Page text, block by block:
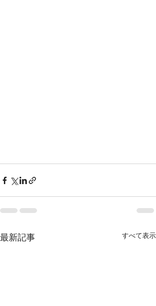
最新記事 すべて表示